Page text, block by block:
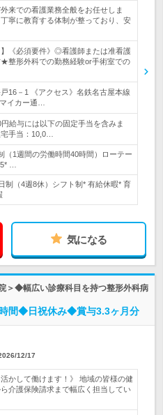
来での看護業務全般をお任せしま
寧に教育する体制が整っており、安
】《必須要件》◎看護師または准看護
整形外科での勤務経験or手術室での
16－1 《アクセス》名鉄名古屋本線
イカー通…
給与には以下の固定手当を含みま
手当：10,0…
（1週間の労働時間40時間）ローテー
…
制（4週8休）シフト制* 有給休暇* 育
気になる
＞◆幅広い診療科目を持つ整形外科病
間◆日祝休み◆賞与3.3ヶ月分
12/17
かして働けます！》 地域の皆様の健
介護保険請求まで幅広く担当してい